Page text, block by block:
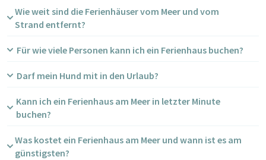
Wie weit sind die Ferienhäuser vom Meer und vom
Strand entfernt?
Für wie viele Personen kann ich ein Ferienhaus buchen?
Darf mein Hund mit in den Urlaub?
Kann ich ein Ferienhaus am Meer in letzter Minute
buchen?
Was kostet ein Ferienhaus am Meer und wann ist es am
günstigsten?